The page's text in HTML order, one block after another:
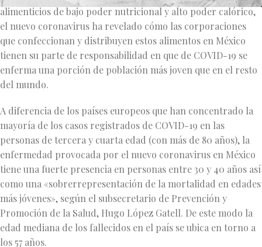
alimenticios de bajo poder nutricional y alto poder calórico,
el nuevo coronavirus ha revelado cómo las corporaciones
que confeccionan y distribuyen estos alimentos en México
tienen su parte de responsabilidad en que de COVID-19 se
enferma una porción de población más joven que en el resto
del mundo.
A diferencia de los países europeos que han concentrado la
mayoría de los casos registrados de COVID-19 en las
personas de tercera y cuarta edad (con más de 80 años), la
enfermedad provocada por el nuevo coronavirus en México
tiene una fuerte presencia en personas entre 30 y 40 años así
como una «sobrerrepresentación de la mortalidad en edades
más jóvenes», según el subsecretario de Prevención y
Promoción de la Salud, Hugo López Gatell. De este modo la
edad mediana de los fallecidos en el país se ubica en torno a
los 57 años.